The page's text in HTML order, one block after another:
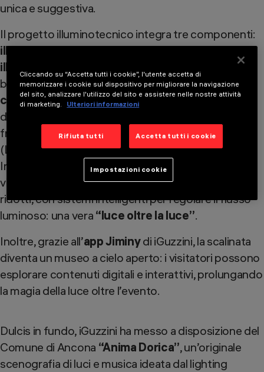
unica e suggestiva. ​​
Il progetto illuminotecnico integra tre componenti:
illuminazione funzionale, per sicurezza e fruibilità,
illuminazione architettonica
, per valorizzare la
bellezza del monumento di notte, eilluminazione
creativa, grazie aigobosdisegnati dalla vincitrice
del concorso Light for Future, la lighting designer
francese
Loeiza Cabaret
. Gli apparecchi scelti
(Linealuce 27, design Jean-Michel Wilmotte; Palco
InOut, Underscore InOut) garantiscono comfort
visivo, alta resa cromatica e consumi energetici
ridotti, con sistemi intelligenti per regolare il flusso
luminoso: una vera “luce oltre la luce”. ​​
Inoltre, grazie all’app Jiminydi iGuzzini, la scalinata
diventa un museo a cielo aperto: i visitatori possono
esplorare contenuti digitali e interattivi, prolungando
la magia della luce oltre l’evento. ​
Dulcis in fundo, iGuzzini ha messo a disposizione del
Comune di Ancona “Anima Dorica”, un’originale
scenografia di luci e musica ideata dal lighting
Cliccando su “Accetta tutti i cookie”, l'utente accetta di
memorizzare i cookie sul dispositivo per migliorare la navigazione
del sito, analizzare l'utilizzo del sito e assistere nelle nostre attività
di marketing.
Ulteriori informazioni
Rifiuta tutti Accetta tutti i cookie
Impostazioni cookie